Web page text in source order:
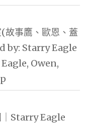
故事鷹、歐恩、蓋
by: Starry Eagle
Owen,
｜Starry Eagle